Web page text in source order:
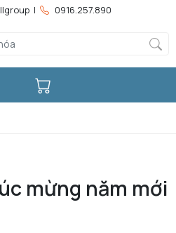
| 0916.257.890
mừng năm mới